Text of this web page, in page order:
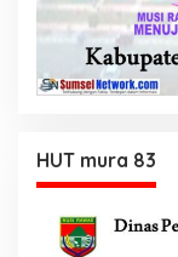
HUT mura 83